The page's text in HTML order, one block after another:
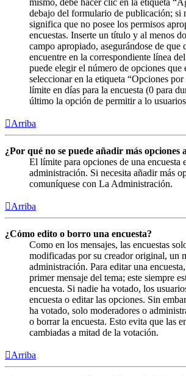
debajo del formulario de publicación; si
significa que no posee los permisos
encuestas. Inserte un título y al menos
campo apropiado, asegurándose de que
encuentre en la correspondiente línea
puede elegir el número de opciones que
seleccionar en la etiqueta “Opciones
límite en días para la encuesta (0 para
último la opción de permitir a lo
Arriba
¿Por qué no se puede añadir más opciones
El límite para opciones de una encuesta
administración. Si necesita añadir más
comuníquese con La Administración.
Arriba
¿Cómo edito o borro una encuesta?
Como en los mensajes, las encuestas
modificadas por su creador original, un
administración. Para editar una
primer mensaje del tema; este siempre
encuesta. Si nadie ha votado, los
encuesta o editar las opciones. Sin
ha votado, solo moderadores o
o borrar la encuesta. Esto evita que las
cambiadas a mitad de la votación.
Arriba